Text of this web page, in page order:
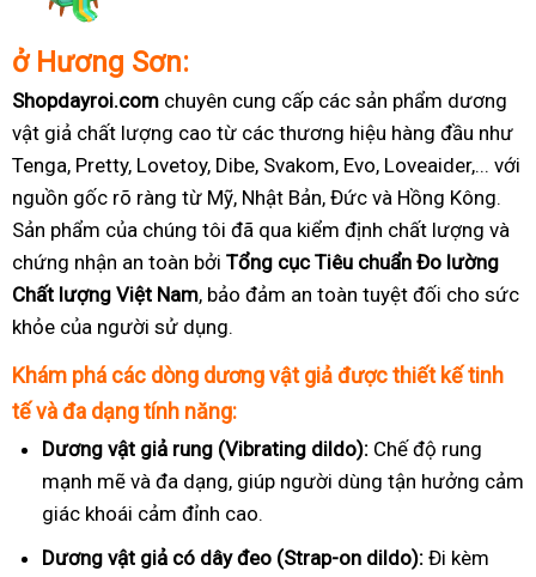
ở Hương Sơn:
Shopdayroi.com chuyên cung cấp các sản phẩm dương
vật giả chất lượng cao từ các thương hiệu hàng đầu như
Tenga, Pretty, Lovetoy, Dibe, Svakom, Evo, Loveaider,... với
nguồn gốc rõ ràng từ Mỹ, Nhật Bản, Đức và Hồng Kông.
Sản phẩm của chúng tôi đã qua kiểm định chất lượng và
chứng nhận an toàn bởi Tổng cục Tiêu chuẩn Đo lường
Chất lượng Việt Nam, bảo đảm an toàn tuyệt đối cho sức
khỏe của người sử dụng.
Khám phá các dòng dương vật giả được thiết kế tinh
tế và đa dạng tính năng:
Dương vật giả rung (Vibrating dildo): Chế độ rung
mạnh mẽ và đa dạng, giúp người dùng tận hưởng cảm
giác khoái cảm đỉnh cao.
Dương vật giả có dây đeo (Strap-on dildo): Đi kèm